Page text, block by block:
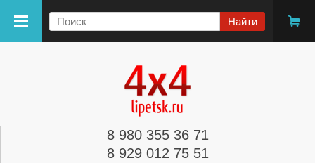
8 980 355 36 71
8 929 012 75 51